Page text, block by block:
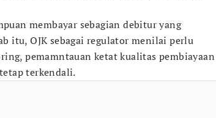
membayar sebagian debitur yang
itu, OJK sebagai regulator menilai perlu
pemamntauan ketat kualitas pembiayaan
terkendali.